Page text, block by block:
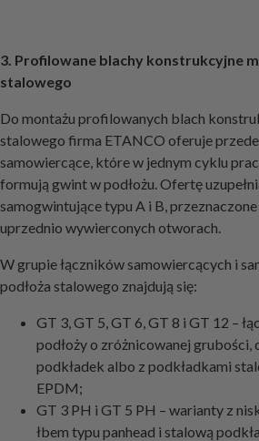
3. Profilowane blachy konstrukcyjne
stalowego
Do montażu profilowanych blach
stalowego firma ETANCO oferuje
samowiercące, które w jednym cyklu
formują gwint w podłożu. Ofertę
samogwintujące typu A i B,
uprzednio wywierconych otworach.
W grupie łączników samowiercących i
podłoża stalowego znajdują się:
GT 3, GT 5, GT 6, GT 8 i GT 12 –
podłoży o zróżnicowanej grubości,
podkładek albo z podkładkami
EPDM;
GT 3 PH i GT 5 PH – warianty z
łbem typu panhead i stalową